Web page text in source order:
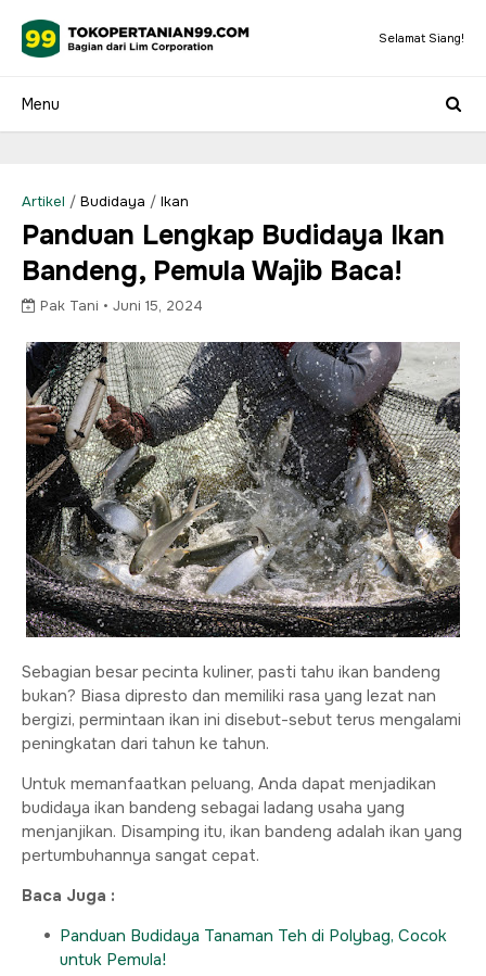
Selamat Siang!
Artikel / Budidaya / Ikan
Panduan Lengkap Budidaya Ikan
Bandeng, Pemula Wajib Baca!
Pak Tani • Juni 15, 2024
Sebagian besar pecinta kuliner, pasti tahu ikan bandeng
bukan? Biasa dipresto dan memiliki rasa yang lezat nan
bergizi, permintaan ikan ini disebut-sebut terus mengalami
peningkatan dari tahun ke tahun.
Untuk memanfaatkan peluang, Anda dapat menjadikan
budidaya ikan bandeng sebagai ladang usaha yang
menjanjikan. Disamping itu, ikan bandeng adalah ikan yang
pertumbuhannya sangat cepat.
Baca Juga :
Panduan Budidaya Tanaman Teh di Polybag, Cocok
untuk Pemula!